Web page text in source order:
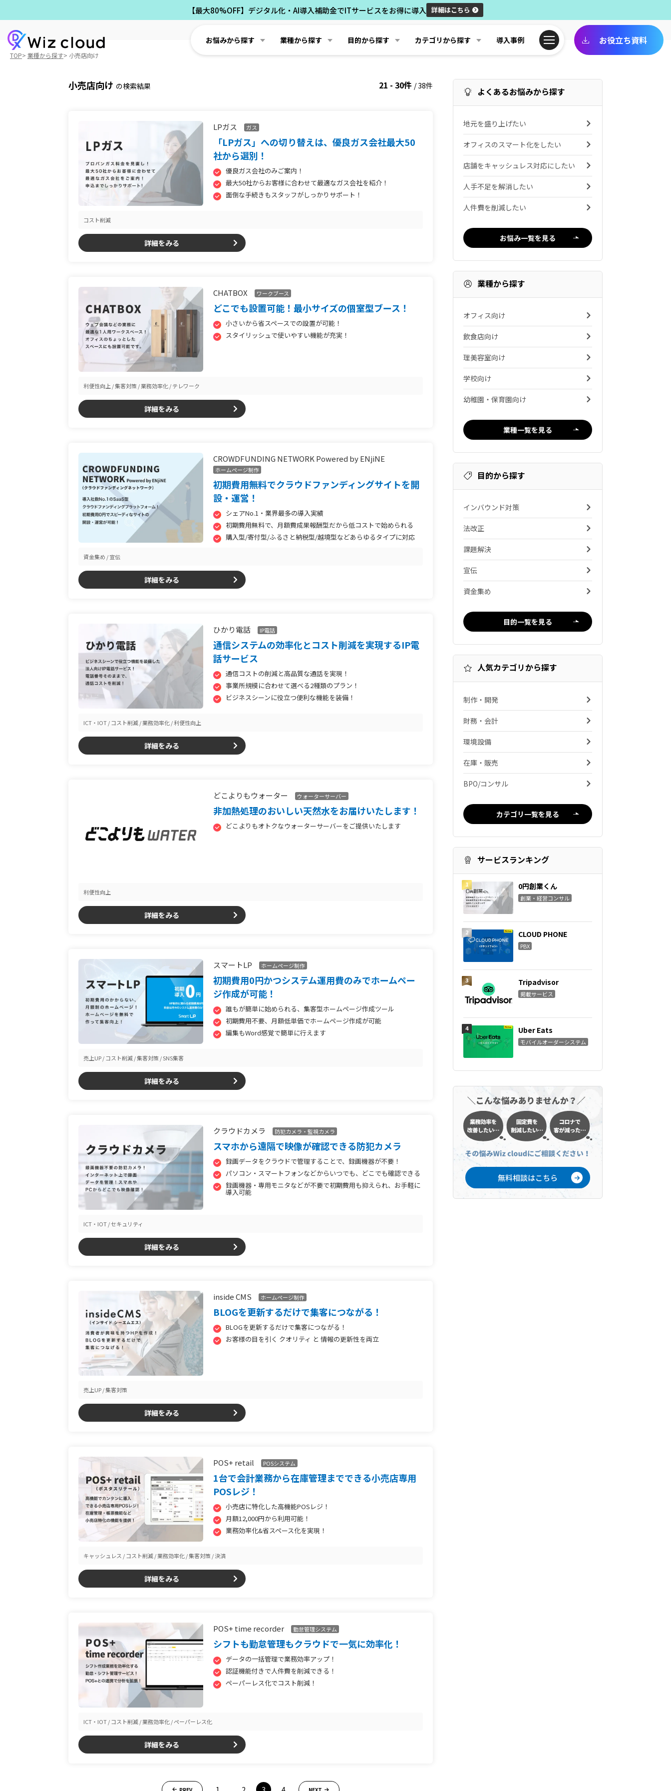
【最大80%OFF】デジタル化・AI導入補助金でITサービスをお得に導入 詳細はこちら
お悩みから探す 業種から探す 目的から探す カテゴリから探す 導入事例 お役立ち資料
TOP 業種から探す 小売店向け
小売店向け の検索結果 21 - 30件 / 38件
LPガス ガス
「LPガス」への切り替えは、優良ガス会社最大50
社から選別！
優良ガス会社のみご案内！
最大50社からお客様に合わせて最適なガス会社を紹介！
面倒な手続きもスタッフがしっかりサポート！
コスト削減
詳細をみる
CHATBOX ワークブース
どこでも設置可能！最小サイズの個室型ブース！
小さいから省スペースでの設置が可能！
スタイリッシュで使いやすい機能が充実！
利便性向上 集客対策 業務効率化 テレワーク
詳細をみる
CROWDFUNDING NETWORK Powered by ENjiNE
ホームページ制作
初期費用無料でクラウドファンディングサイトを開
設・運営！
シェアNo.1・業界最多の導入実績
初期費用無料で、月額費成果報酬型だから低コストで始められる
購入型/寄付型/ふるさと納税型/越境型などあらゆるタイプに対応
資金集め 宣伝
詳細をみる
ひかり電話 IP電話
通信システムの効率化とコスト削減を実現するIP電
話サービス
通信コストの削減と高品質な通話を実現！
事業所規模に合わせて選べる2種類のプラン！
ビジネスシーンに役立つ便利な機能を装備！
ICT・IOT コスト削減 業務効率化 利便性向上
詳細をみる
どこよりもウォーター ウォーターサーバー
非加熱処理のおいしい天然水をお届けいたします！
どこよりもオトクなウォーターサーバーをご提供いたします
利便性向上
詳細をみる
スマートLP ホームページ制作
初期費用0円かつシステム運用費のみでホームペー
ジ作成が可能！
誰もが簡単に始められる、集客型ホームページ作成ツール
初期費用不要、月額低単価でホームページ作成が可能
編集もWord感覚で簡単に行えます
売上UP コスト削減 集客対策 SNS集客
詳細をみる
クラウドカメラ 防犯カメラ・監視カメラ
スマホから遠隔で映像が確認できる防犯カメラ
録画データをクラウドで管理することで、録画機器が不要！
パソコン・スマートフォンなどからいつでも、どこでも確認できる
録画機器・専用モニタなどが不要で初期費用も抑えられ、お手軽に
導入可能
ICT・IOT セキュリティ
詳細をみる
inside CMS ホームページ制作
BLOGを更新するだけで集客につながる！
BLOGを更新するだけで集客につながる！
お客様の目を引く クオリティ と 情報の更新性を両立
売上UP 集客対策
詳細をみる
POS+ retail POSシステム
1台で会計業務から在庫管理までできる小売店専用
POSレジ！
小売店に特化した高機能POSレジ！
月額12,000円から利用可能！
業務効率化&省スペース化を実現！
キャッシュレス コスト削減 業務効率化 集客対策 決済
詳細をみる
POS+ time recorder 勤怠管理システム
シフトも勤怠管理もクラウドで一気に効率化！
データの一括管理で業務効率アップ！
認証機能付きで人件費を削減できる！
ペーパーレス化でコスト削減！
ICT・IOT コスト削減 業務効率化 ペーパーレス化
詳細をみる
よくあるお悩みから探す
地元を盛り上げたい
オフィスのスマート化をしたい
店舗をキャッシュレス対応にしたい
人手不足を解消したい
人件費を削減したい
お悩み一覧を見る
業種から探す
オフィス向け
飲食店向け
理美容室向け
学校向け
幼稚園・保育園向け
業種一覧を見る
目的から探す
インバウンド対策
法改正
課題解決
宣伝
資金集め
目的一覧を見る
人気カテゴリから探す
制作・開発
財務・会計
環境設備
在庫・販売
BPO/コンサル
カテゴリ一覧を見る
サービスランキング
0円創業くん
創業・経営コンサル
CLOUD PHONE
PBX
Tripadvisor
掲載サービス
Uber Eats
モバイルオーダーシステム
無料相談はこちら